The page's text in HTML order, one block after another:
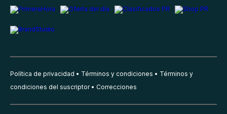
Política de privacidad Términos y condiciones
Términos y
condiciones del suscriptor
Correcciones